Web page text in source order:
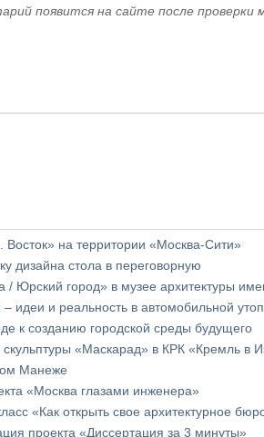
появится на сайте после проверки
на территории «Москва-Сити»
дизайна стола в переговорную
/ Юрский город» в музее архитектуры
идеи и реальность в автомобильной
к созданию городской среды будущего
«Маскарад» в КРК «Кремль в
Манеже
«Москва глазами инженера»
«Как открыть свое архитектурное
проекта «Диссертация за 3 минуты»